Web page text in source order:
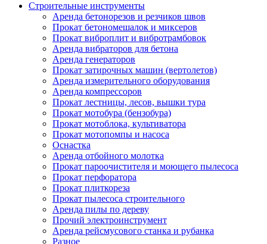
Строительные инструменты
Аренда бетонорезов и резчиков швов
Прокат бетономешалок и миксеров
Прокат виброплит и вибротрамбовок
Аренда вибраторов для бетона
Аренда генераторов
Прокат затирочных машин (вертолетов)
Аренда измерительного оборудования
Аренда компрессоров
Прокат лестницы, лесов, вышки тура
Прокат мотобура (бензобура)
Прокат мотоблока, культиватора
Прокат мотопомпы и насоса
Оснастка
Аренда отбойного молотка
Прокат пароочистителя и моющего пылесоса
Прокат перфоратора
Прокат плиткореза
Прокат пылесоса строительного
Аренда пилы по дереву
Прочий электроинструмент
Аренда рейсмусового станка и рубанка
Разное